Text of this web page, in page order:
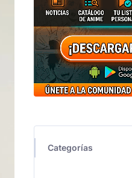
Categorías